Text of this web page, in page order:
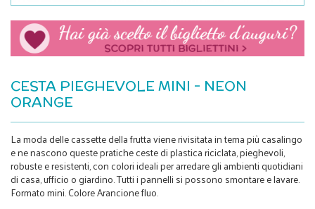
CESTA PIEGHEVOLE MINI - NEON
ORANGE
La moda delle cassette della frutta viene rivisitata in tema più casalingo
e ne nascono queste pratiche ceste di plastica riciclata, pieghevoli,
robuste e resistenti, con colori ideali per arredare gli ambienti quotidiani
di casa, ufficio o giardino. Tutti i pannelli si possono smontare e lavare.
Formato mini. Colore Arancione fluo.